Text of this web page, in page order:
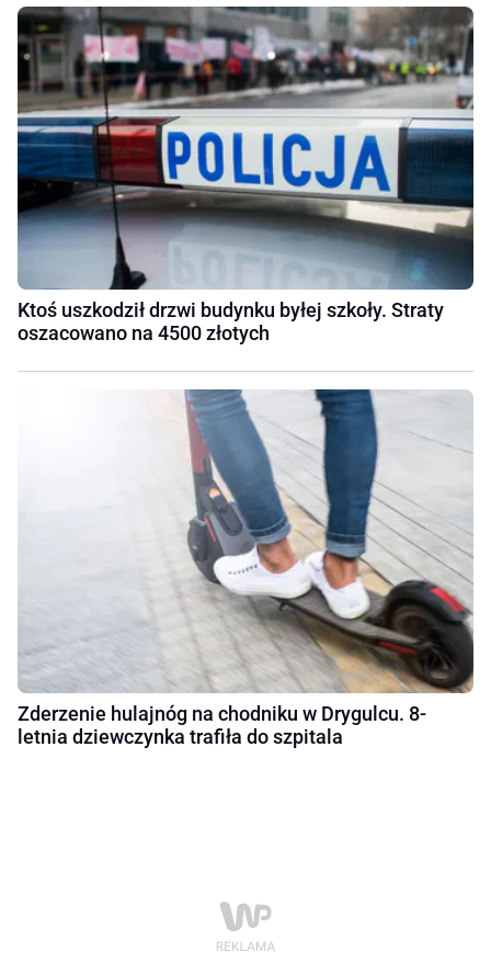
Ktoś uszkodził drzwi budynku byłej szkoły. Straty
oszacowano na 4500 złotych
Zderzenie hulajnóg na chodniku w Drygulcu. 8-
letnia dziewczynka trafiła do szpitala